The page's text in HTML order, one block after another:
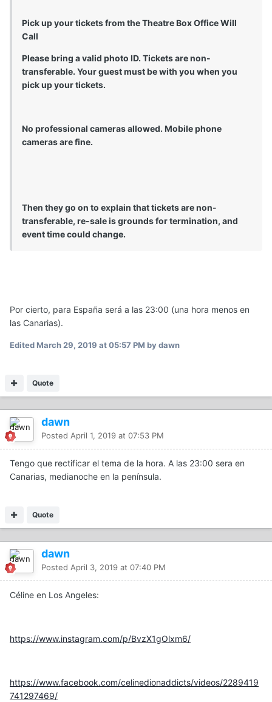
Pick up your tickets from the Theatre Box Office Will
Call
Please bring a valid photo ID. Tickets are non-
transferable. Your guest must be with you when you
pick up your tickets.
No professional cameras allowed. Mobile phone
cameras are fine.
Then they go on to explain that tickets are non-
transferable, re-sale is grounds for termination, and
event time could change.
Por cierto, para España será a las 23:00 (una hora menos en
las Canarias).
EditedMarch 29, 2019 at 05:57 PM by dawn
Quote
dawn
Posted April 1, 2019 at 07:53 PM
Tengo que rectificar el tema de la hora. A las 23:00 sera en
Canarias, medianoche en la península.
Quote
dawn
Posted April 3, 2019 at 07:40 PM
Céline en Los Angeles:
https://www.instagram.com/p/BvzX1gOlxm6/
https://www.facebook.com/celinedionaddicts/videos/2289419
741297469/